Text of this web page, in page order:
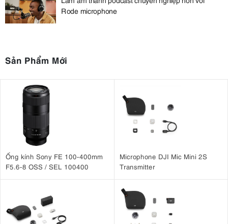
Rode microphone
Sản Phẩm Mới
Ống kính Sony FE 100-400mm
F5.6-8 OSS / SEL 100400
Microphone DJI Mic Mini 2S
Transmitter